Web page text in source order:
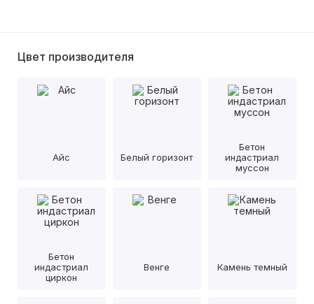
Цвет производителя
Айс Белый горизонт
Бетон
индастриал
муссон
Бетон
индастриал
циркон
Венге Камень темный